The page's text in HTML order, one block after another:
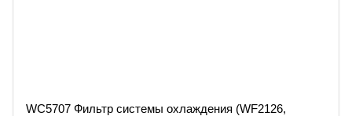
WC5707 Фильтр системы охлаждения (WF2126,